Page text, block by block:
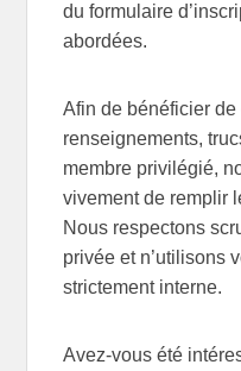
du formulaire
abordées.
Afin de bénéficier
renseignements,
membre privilégié,
vivement de remplir
Nous respectons
privée et n’utilisons
strictement interne.
Avez-vous été